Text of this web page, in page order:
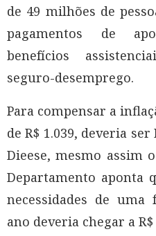
de 49 milhões de
pagamentos de
benefícios
seguro-desemprego.
Para compensar a
de R$ 1.039, deveria ser
Dieese, mesmo assim
Departamento aponta
necessidades de
ano deveria chegar a R$